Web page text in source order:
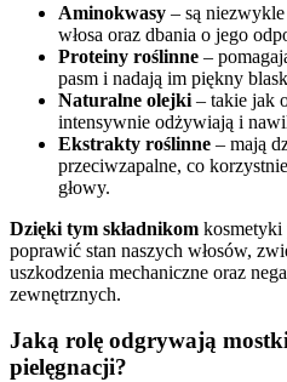
Aminokwasy – są
włosa oraz dbania o jego
Proteiny roślinne –
pasm i nadają im piękny
Naturalne olejki – takie jak
intensywnie odżywiają i
Ekstrakty roślinne – mają
przeciwzapalne, co
głowy.
Dzięki tym składnikom kosmetyki
poprawić stan naszych włosów,
uszkodzenia mechaniczne oraz
zewnętrznych.
Jaką rolę odgrywają
pielęgnacji?